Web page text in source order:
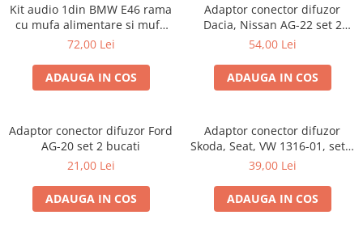
Kit audio 1din BMW E46 rama
cu mufa alimentare si mufa
antena
72,00 Lei
ADAUGA IN COS
Adaptor conector difuzor
Dacia, Nissan AG-22 set 2
bucati
54,00 Lei
ADAUGA IN COS
Adaptor conector difuzor Ford
AG-20 set 2 bucati
21,00 Lei
ADAUGA IN COS
Adaptor conector difuzor
Skoda, Seat, VW 1316-01, set 2
bucati
39,00 Lei
ADAUGA IN COS